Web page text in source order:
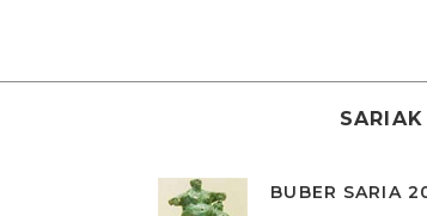
SARIAK
BUBER SARIA